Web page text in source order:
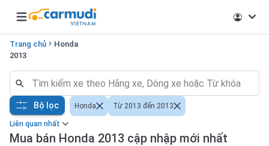
Open main menu
Trang chủ
Honda
2013
Liên quan nhất
Mua bán Honda 2013 cập nhập mới nhất
Bộ lọc Honda Từ 2013 đến 2013